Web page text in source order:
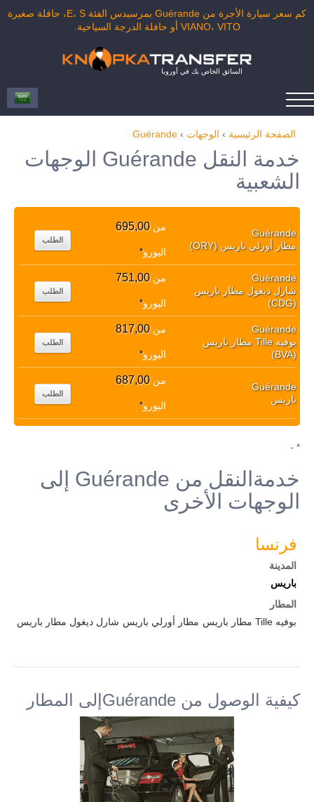
كم سعر سيارة الأجرة من Guérande بمرسيدس الفئة E، S، حافلة صغيرة
VIANO، VITO أو حافلة الدرجة السياحية.
السائق الخاص بك في أوروبا
الصفحة الرئيسية › الوجهات ›
Guérande
خدمة النقل Guérande الوجهات
الشعبية
Guérande
مطار أورلي باريس (ORY)
من695,00
اليورو*
الطلب
Guérande
شارل ديغول مطار باريس
(CDG)
من751,00
اليورو*
الطلب
Guérande
بوفيه Tille مطار باريس
(BVA)
من817,00
اليورو*
الطلب
Guérande
باريس
من687,00
اليورو*
الطلب
* -
خدمةالنقل من Guérande إلى
الوجهات الأخرى
فرنسا
المدينة
باريس
المطار
بوفيه Tille مطار باريس
مطار أورلي باريس شارل ديغول مطار باريس
كيفية الوصول من Guérandeإلى المطار